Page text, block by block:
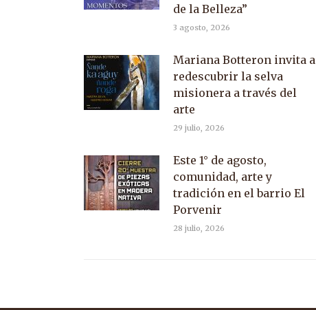
de la Belleza”
3 agosto, 2026
Mariana Botteron invita a
redescubrir la selva
misionera a través del
arte
29 julio, 2026
Este 1° de agosto,
comunidad, arte y
tradición en el barrio El
Porvenir
28 julio, 2026